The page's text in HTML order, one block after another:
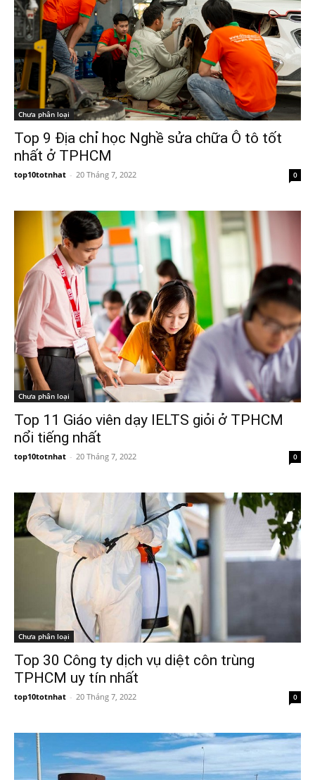
Chưa phân loại
Top 9 Địa chỉ học Nghề sửa chữa Ô tô tốt
nhất ở TPHCM
top10totnhat - 20 Tháng 7, 2022 0
Chưa phân loại
Top 11 Giáo viên dạy IELTS giỏi ở TPHCM
nổi tiếng nhất
top10totnhat - 20 Tháng 7, 2022 0
Chưa phân loại
Top 30 Công ty dịch vụ diệt côn trùng
TPHCM uy tín nhất
top10totnhat - 20 Tháng 7, 2022 0